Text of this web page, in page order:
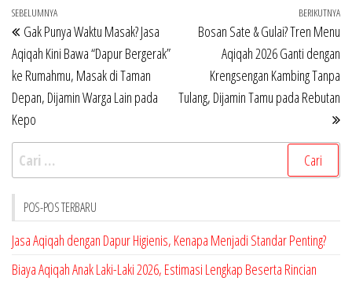
Navigasi
pos
Pos
Sebelumnya
SEBELUMNYA
Gak Punya Waktu Masak? Jasa
Aqiqah Kini Bawa “Dapur Bergerak”
ke Rumahmu, Masak di Taman
Depan, Dijamin Warga Lain pada
Kepo
BERIKUTNYA
Bosan Sate & Gulai? Tren Menu
Aqiqah 2026 Ganti dengan
Krengsengan Kambing Tanpa
Tulang, Dijamin Tamu pada Rebutan
Cari
untuk:
POS-POS TERBARU
Jasa Aqiqah dengan Dapur Higienis, Kenapa Menjadi Standar Penting?
Biaya Aqiqah Anak Laki-Laki 2026, Estimasi Lengkap Beserta Rincian